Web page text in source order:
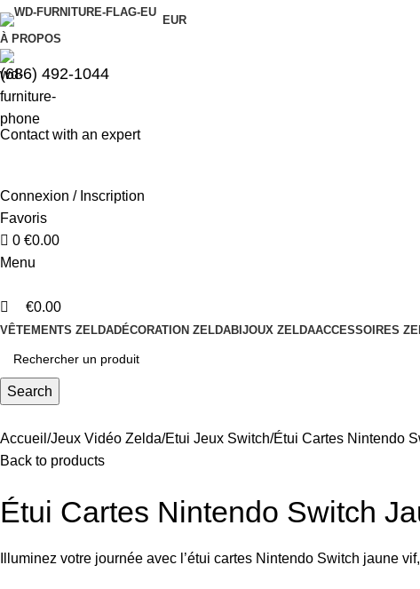
EUR
À PROPOS
(686) 492-1044
Contact with an expert
Connexion / Inscription
Favoris
0 €0.00
Menu
€0.00
VÊTEMENTS ZELDADÉCORATION ZELDABIJOUX ZELDAACCESSOIRES
Search
Accueil Jeux Vidéo Zelda Etui Jeux Switch Étui Cartes Nintendo
Back to products
Étui Cartes Nintendo Switch
Illuminez votre journée avec l’étui cartes Nintendo Switch jaune